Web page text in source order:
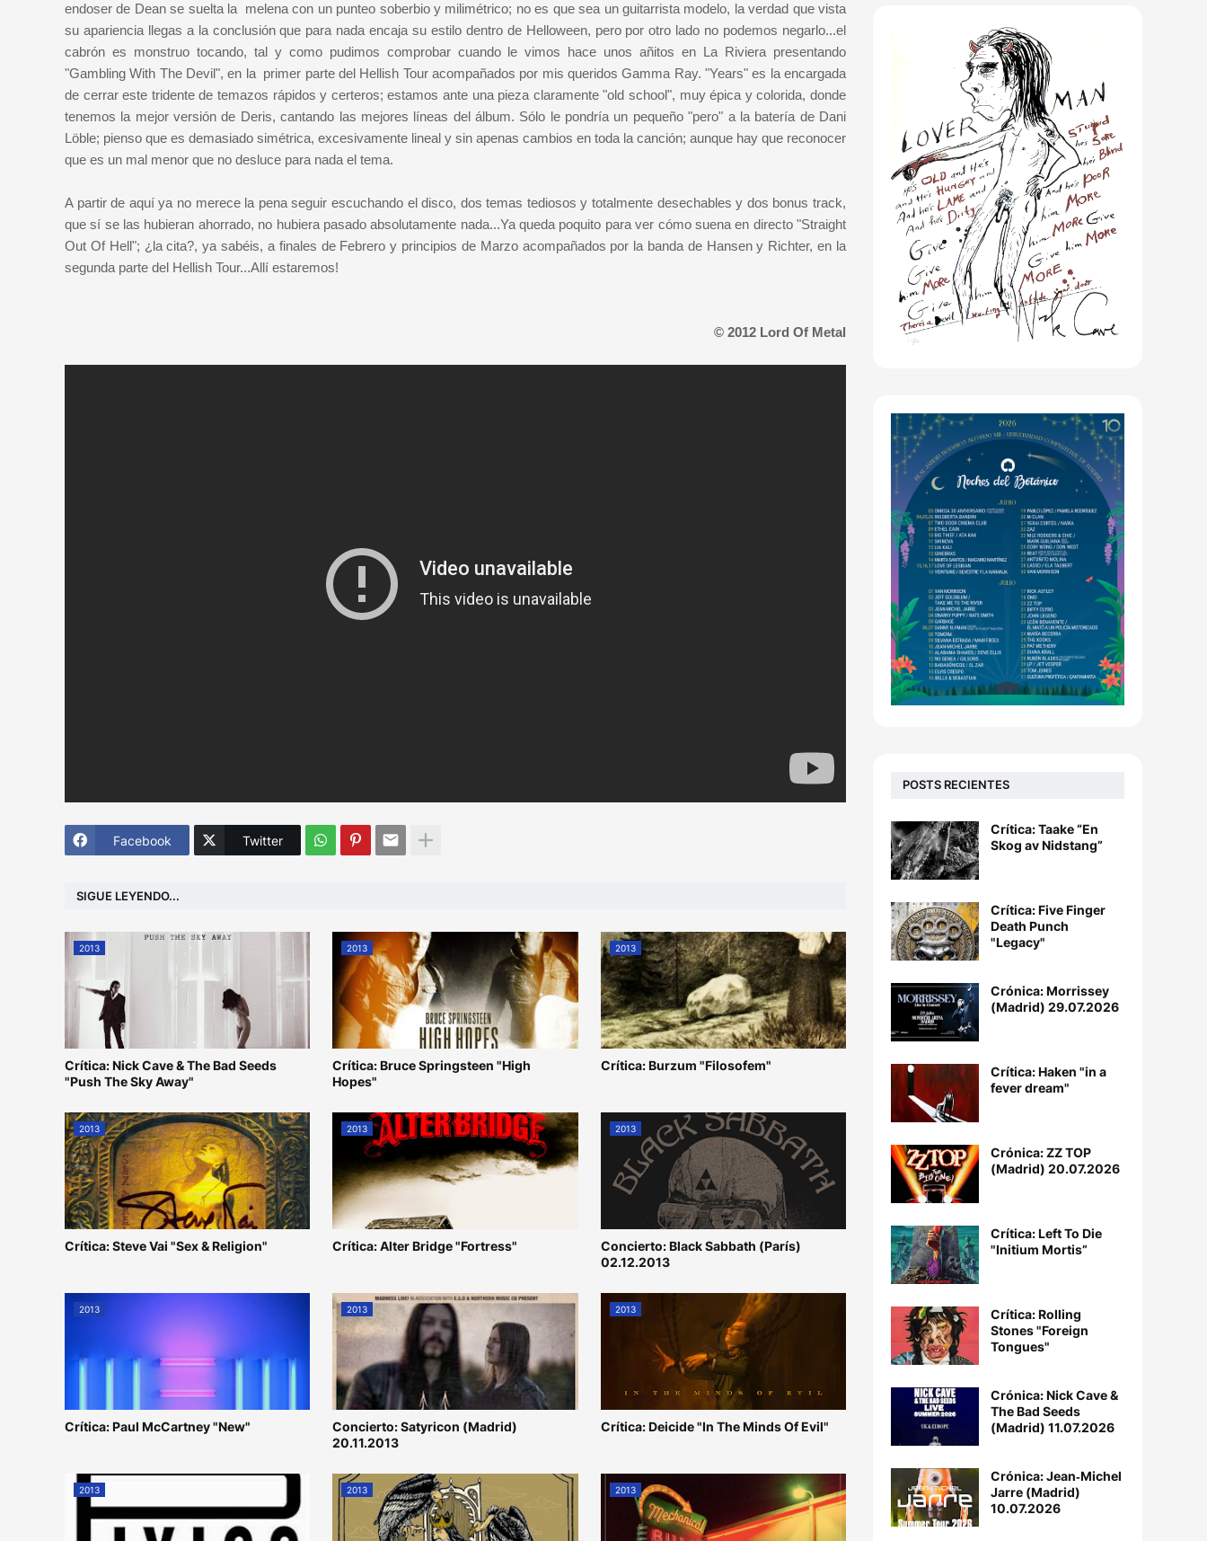
endoser de Dean se suelta la melena con un punteo soberbio y milimétrico; no es que sea un guitarrista modelo, la verdad que vista
su apariencia llegas a la conclusión que para nada encaja su estilo dentro de Helloween, pero por otro lado no podemos negarlo...el
cabrón es monstruo tocando, tal y como pudimos comprobar cuando le vimos hace unos añitos en La Riviera presentando
"Gambling With The Devil", en la primer parte del Hellish Tour acompañados por mis queridos Gamma Ray. "Years" es la encargada
de cerrar este tridente de temazos rápidos y certeros; estamos ante una pieza claramente "old school", muy épica y colorida, donde
tenemos la mejor versión de Deris, cantando las mejores líneas del álbum. Sólo le pondría un pequeño "pero" a la batería de Dani
Löble; pienso que es demasiado simétrica, excesivamente lineal y sin apenas cambios en toda la canción; aunque hay que reconocer
que es un mal menor que no desluce para nada el tema.
A partir de aquí ya no merece la pena seguir escuchando el disco, dos temas tediosos y totalmente desechables y dos bonus track,
que sí se las hubieran ahorrado, no hubiera pasado absolutamente nada...Ya queda poquito para ver cómo suena en directo "Straight
Out Of Hell"; ¿la cita?, ya sabéis, a finales de Febrero y principios de Marzo acompañados por la banda de Hansen y Richter, en la
segunda parte del Hellish Tour...Allí estaremos!
© 2012 Lord Of Metal
Facebook Twitter
SIGUE LEYENDO...
2013
Crítica: Nick Cave & The Bad Seeds
"Push The Sky Away"
2013
Crítica: Bruce Springsteen "High
Hopes"
2013
Crítica: Burzum "Filosofem"
2013
Crítica: Steve Vai "Sex & Religion"
2013
Crítica: Alter Bridge "Fortress"
2013
Concierto: Black Sabbath (París)
02.12.2013
2013
Crítica: Paul McCartney "New"
2013
Concierto: Satyricon (Madrid)
20.11.2013
2013
Crítica: Deicide "In The Minds Of Evil"
2013 2013 2013
POSTS RECIENTES
Crítica: Taake “En
Skog av Nidstang”
Crítica: Five Finger
Death Punch
"Legacy"
Crónica: Morrissey
(Madrid) 29.07.2026
Crítica: Haken "in a
fever dream"
Crónica: ZZ TOP
(Madrid) 20.07.2026
Crítica: Left To Die
"Initium Mortis”
Crítica: Rolling
Stones "Foreign
Tongues"
Crónica: Nick Cave &
The Bad Seeds
(Madrid) 11.07.2026
Crónica: Jean‐Michel
Jarre (Madrid)
10.07.2026